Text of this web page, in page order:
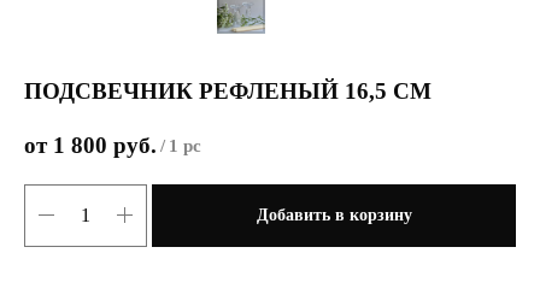
ПОДСВЕЧНИК РЕФЛЕНЫЙ 16,5 СМ
1 800 руб. / 1 pc
Добавить в корзину